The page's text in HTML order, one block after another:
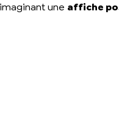
une affiche